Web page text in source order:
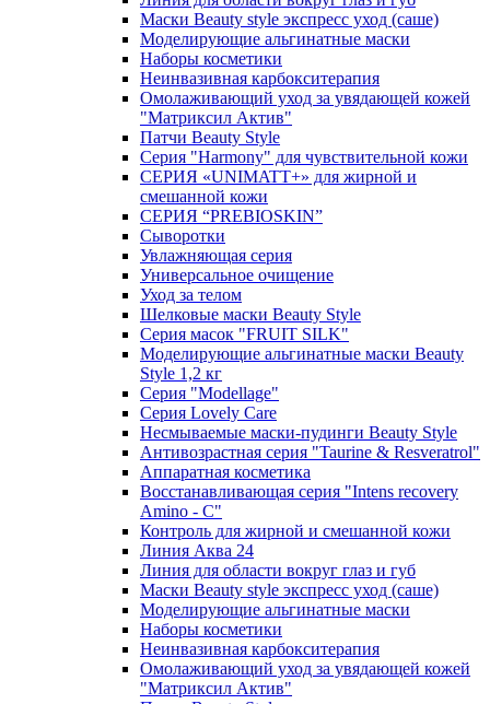
Маски Beauty style экспресс уход (саше)
Моделирующие альгинатные маски
Наборы косметики
Неинвазивная карбокситерапия
Омолаживающий уход за увядающей кожей
"Матриксил Актив"
Патчи Beauty Style
Серия "Harmony" для чувствительной кожи
СЕРИЯ «UNIMATT+» для жирной и
смешанной кожи
СЕРИЯ “PREBIOSKIN”
Сыворотки
Увлажняющая серия
Универсальное очищение
Уход за телом
Шелковые маски Beauty Style
Серия масок "FRUIT SILK"
Моделирующие альгинатные маски Beauty
Style 1,2 кг
Серия "Modellage"
Cерия Lovely Care
Несмываемые маски-пудинги Beauty Style
Антивозрастная серия "Taurine & Resveratrol"
Аппаратная косметика
Восстанавливающая серия "Intens recovery
Amino - C"
Контроль для жирной и смешанной кожи
Линия Аква 24
Линия для области вокруг глаз и губ
Маски Beauty style экспресс уход (саше)
Моделирующие альгинатные маски
Наборы косметики
Неинвазивная карбокситерапия
Омолаживающий уход за увядающей кожей
"Матриксил Актив"